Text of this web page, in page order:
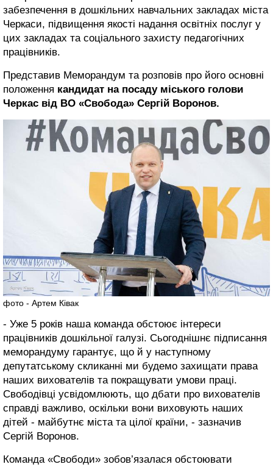
забезпечення в дошкільних навчальних закладах міста
Черкаси, підвищення якості надання освітніх послуг у
цих закладах та соціального захисту педагогічних
працівників.
Представив Меморандум та розповів про його основні
положення кандидат на посаду міського голови
Черкас від ВО «Свобода» Сергій Воронов.
фото - Артем Ківак
- Уже 5 років наша команда обстоює інтереси
працівників дошкільної галузі. Сьогоднішнє підписання
меморандуму гарантує, що й у наступному
депутатському скликанні ми будемо захищати права
наших вихователів та покращувати умови праці.
Свободівці усвідомлюють, що дбати про вихователів
справді важливо, оскільки вони виховують наших
дітей - майбутнє міста та цілої країни, - зазначив
Сергій Воронов.
Команда «Свободи» зобов’язалася обстоювати